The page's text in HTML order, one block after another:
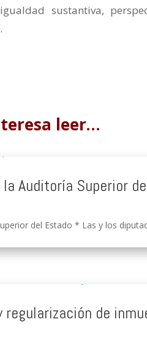
sustantiva,
leer…
Auditoría Superior
del Estado * Las y los
de